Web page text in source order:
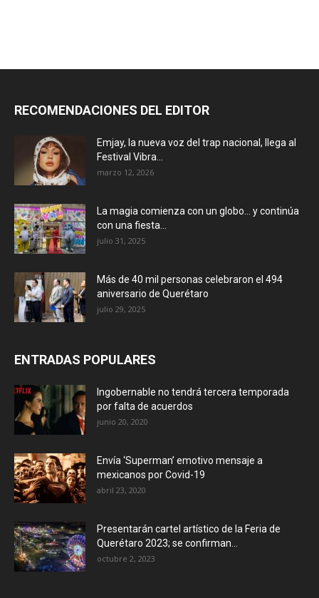
RECOMENDACIONES DEL EDITOR
Emjay, la nueva voz del trap nacional, llega al
Festival Vibra...
marzo 12, 2026
La magia comienza con un globo… y continúa
con una fiesta...
julio 31, 2025
Más de 40 mil personas celebraron el 494
aniversario de Querétaro
julio 29, 2025
ENTRADAS POPULARES
Ingobernable no tendrá tercera temporada
por falta de acuerdos
junio 20, 2020
Envía ‘Superman’ emotivo mensaje a
mexicanos por Covid-19
abril 23, 2020
Presentarán cartel artístico de la Feria de
Querétaro 2023; se confirman...
octubre 2, 2023